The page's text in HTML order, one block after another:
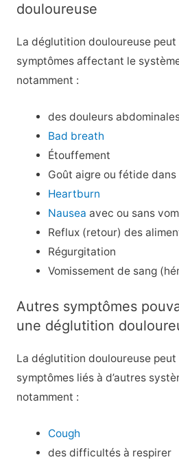
douloureuse
La déglutition douloureuse peut
symptômes affectant le
notamment :
des douleurs
Bad breath
Étouffement
Goût aigre ou fétide
Heartburn
Nausea avec ou sans
Reflux (retour) des
Régurgitation
Vomissement de sang
Autres symptômes
une déglutition
La déglutition douloureuse
symptômes liés à d’autres
notamment :
Cough
des difficultés à respirer